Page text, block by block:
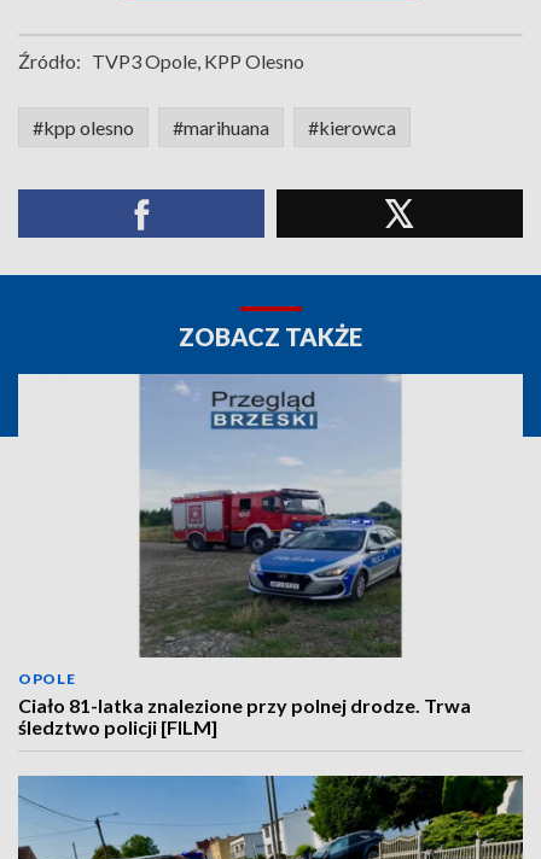
Źródło: TVP3 Opole, KPP Olesno
#kpp olesno #marihuana #kierowca
ZOBACZ TAKŻE
OPOLE
Ciało 81-latka znalezione przy polnej drodze. Trwa
śledztwo policji [FILM]